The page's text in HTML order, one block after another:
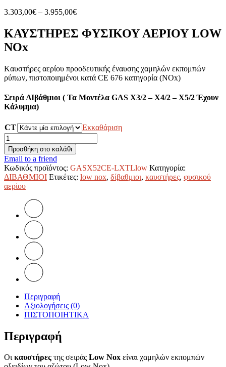
4.293,00€
4.945,00€
3.303,00€ – 3.955,00€Price
3.303,00€
through
ΚΑΥΣΤΗΡΕΣ ΦΥΣΙΚΟΥ ΑΕΡΙΟΥ LOW
NOx
Kαυστήρες αερίου προοδευτικής έναυσης χαμηλών εκπομπών
ρύπων, πιστοποιημένοι κατά CE 676 κατηγορία (NOx)
Σειρά ∆ιβάθμιοι ( Τα Μοντέλα GAS X3/2 – X4/2 – X5/2 Έχουν
Κάλυμμα)
CT
Εκκαθάριση
ΚΑΥΣΤΗΡΕΣ
ΦΥΣΙΚΟΥ
ΑΕΡΙΟΥ
LOW
NOX
GAS
X
F.B.R.
ποσότητα
Προσθήκη στο καλάθι
Email to a friend
Κωδικός προϊόντος: GASX52CE-LXTLlow Κατηγορία:
ΔΙΒΑΘΜΙΟΙ Ετικέτες: low nox, δίβαθμιοι, καυστήρες, φυσικού
αερίου
Περιγραφή
Αξιολογήσεις (0)
ΠΙΣΤΟΠΟΙΗΤΙΚΑ
Περιγραφή
Οικαυστήρες της σειράς Low Nox είναι χαμηλών εκπομπών